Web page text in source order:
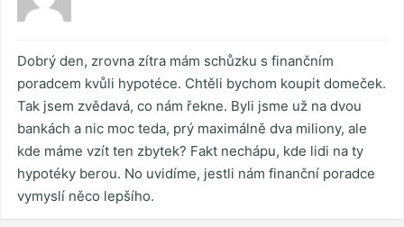
Dobrý den, zrovna zítra mám schůzku s finančním
poradcem kvůli hypotéce. Chtěli bychom koupit domeček.
Tak jsem zvědavá, co nám řekne. Byli jsme už na dvou
bankách a nic moc teda, prý maximálně dva miliony, ale
kde máme vzít ten zbytek? Fakt nechápu, kde lidi na ty
hypotéky berou. No uvidíme, jestli nám finanční poradce
vymyslí něco lepšího.